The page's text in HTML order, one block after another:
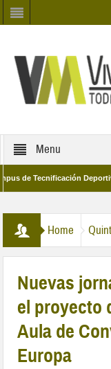
Menu
Tecnificación Deportiva
Home
Nuevas
el proyecto
Aula de
Europa